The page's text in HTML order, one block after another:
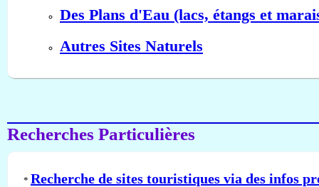
Des Plans d'Eau (lacs, étangs et
Autres Sites Naturels
Recherches Particulières
* Recherche de sites touristiques via des infos